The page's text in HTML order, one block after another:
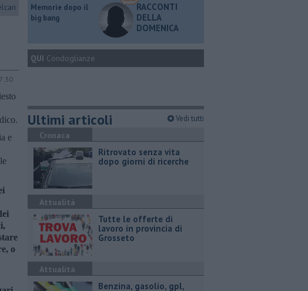
e
o
Memorie dopo il
big bang
RACCONTI
DELLA
DOMENICA
QUI Condoglianze
Ultimi articoli Vedi tutti
Cronaca
Ritrovato senza vita
dopo giorni di ricerche
Attualità
​Tutte le offerte di
lavoro in provincia di
Grosseto
Attualità
​Benzina, gasolio, gpl,